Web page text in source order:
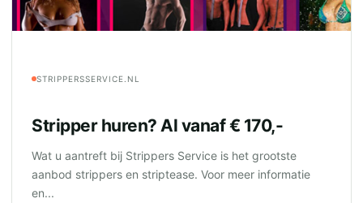
STRIPPERSSERVICE.NL
Stripper huren? Al vanaf € 170,-
Wat u aantreft bij Strippers Service is het grootste
aanbod strippers en striptease. Voor meer informatie
en...